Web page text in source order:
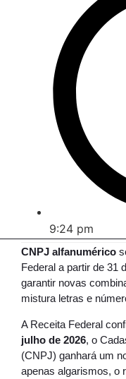
9:24 pm
CNPJ alfanumérico
Federal a partir de 31
garantir novas
mistura letras e
A Receita Federal
julho de 2026, o
(CNPJ) ganhará um
apenas algarismos, o